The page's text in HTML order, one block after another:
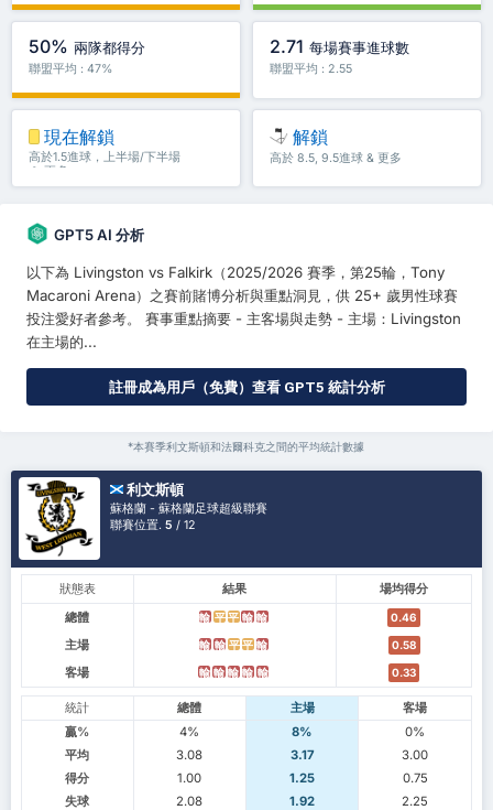
50% 兩隊都得分
聯盟平均 : 47%
2.71 每場賽事進球數
聯盟平均 : 2.55
現在解鎖
高於1.5進球，上半場/下半場
＆ 更多
解鎖
高於 8.5, 9.5進球 & 更多
GPT5 AI 分析
以下為 Livingston vs Falkirk（2025/2026 賽季，第25輪，Tony
Macaroni Arena）之賽前賭博分析與重點洞見，供 25+ 歲男性球賽
投注愛好者參考。 賽事重點摘要 - 主客場與走勢 - 主場：Livingston
在主場的...
註冊成為用戶（免費）查看 GPT5 統計分析
*本賽季利文斯頓和法爾科克之間的平均統計數據
利文斯頓
蘇格蘭 - 蘇格蘭足球超級聯賽
聯賽位置.5 / 12
狀態表 結果
場均得分
總體
輸 平 平 輸 輸 0.46
主場 輸 輸 平 平 輸 0.58
客場 輸 輸 輸 輸 輸 0.33
統計 總體 主場
客場
贏%
4% 8%
0%
平均
3.08 3.17
3.00
得分
1.00 1.25
0.75
失球
2.08 1.92
2.25